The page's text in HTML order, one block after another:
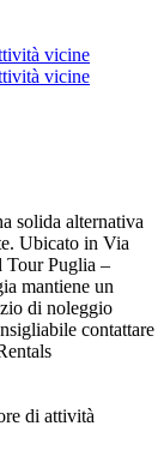
vicine
vicine
solida alternativa
Ubicato in Via
Tour Puglia –
mantiene un
di noleggio
contattare
di attività